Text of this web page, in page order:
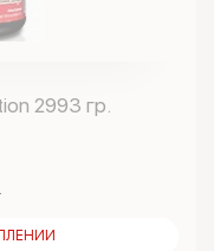
2993 гр.